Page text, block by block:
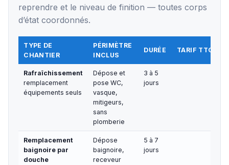
reprendre et le niveau de finition — toutes corps
d’état coordonnés.
TYPE DE
CHANTIER
PÉRIMÈTRE
INCLUS
DURÉE TARIF TTC
Rafraîchissement
remplacement
équipements seuls
Dépose et
pose WC,
vasque,
mitigeurs,
sans
plomberie
3 à 5
jours
Remplacement
baignoire par
douche
Dépose
baignoire,
receveur
5 à 7
jours